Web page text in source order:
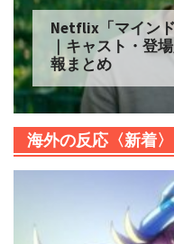
Netflix「マイン
｜キャスト・登
報まとめ
海外の反応〈新着〉